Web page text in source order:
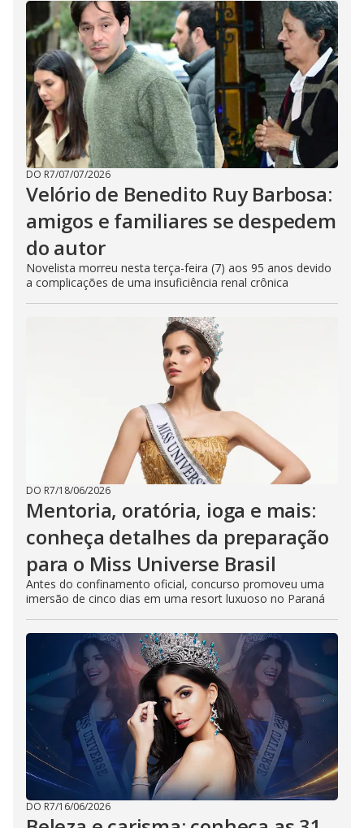
DO R7/07/07/2026
Velório de Benedito Ruy Barbosa:
amigos e familiares se despedem
do autor
Novelista morreu nesta terça-feira (7) aos 95 anos devido
a complicações de uma insuficiência renal crônica
DO R7/18/06/2026
Mentoria, oratória, ioga e mais:
conheça detalhes da preparação
para o Miss Universe Brasil
Antes do confinamento oficial, concurso promoveu uma
imersão de cinco dias em uma resort luxuoso no Paraná
DO R7/16/06/2026